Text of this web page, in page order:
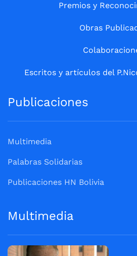
Premios y
Obras
Escritos y artículos del
Publicaciones
Multimedia
Palabras Solidarias
Publicaciones HN Bolivia
Multimedia